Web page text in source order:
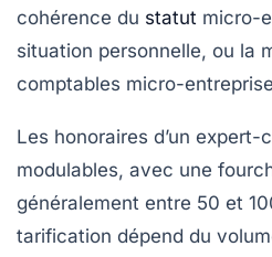
cohérence du statut micro-
situation personnelle, ou la
comptables micro-
Les honoraires d’un
modulables, avec une
généralement entre 50 et
tarification dépend du